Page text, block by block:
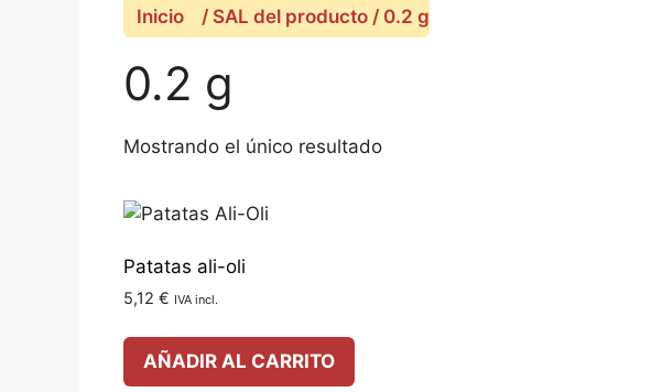
Inicio / SAL del producto / 0.2 g
0.2 g
Mostrando el único resultado
Patatas ali-oli
5,12 € IVA incl.
AÑADIR AL CARRITO